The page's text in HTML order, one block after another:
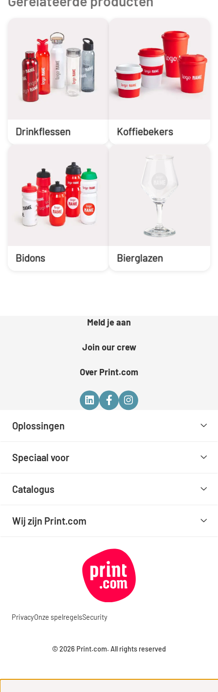
Drinkflessen Koffiebekers
Bidons Bierglazen
Meld je aan
Join our crew
Over Print.com
Oplossingen
Speciaal voor
Catalogus
Wij zijn Print.com
© 2026 Print.com. All rights reserved
PrivacyOnze spelregelsSecurity